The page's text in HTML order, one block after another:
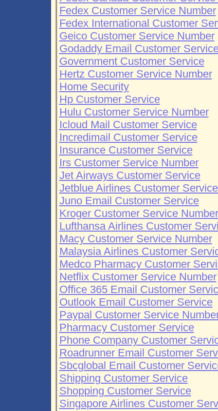
Fedex Customer Service Number
Fedex International Customer
Geico Customer Service Number
Godaddy Email Customer
Government Customer Service
Hertz Customer Service Number
Home Security
Hp Customer Service
Hulu Customer Service Number
Icloud Mail Customer Service
Incredimail Customer Service
Insurance Customer Service
Irs Customer Service Number
Jet Airways Customer Service
Jetblue Airlines Customer
Juno Email Customer Service
Kroger Customer Service Number
Lufthansa Airlines Customer
Macy Customer Service Number
Malaysia Airlines Customer
Medco Pharmacy Customer
Netflix Customer Service Number
Office 365 Email Customer
Outlook Email Customer Service
Paypal Customer Service
Pharmacy Customer Service
Phone Company Customer
Roadrunner Email Customer
Sbcglobal Email Customer
Shipping Customer Service
Shopping Customer Service
Singapore Airlines Customer